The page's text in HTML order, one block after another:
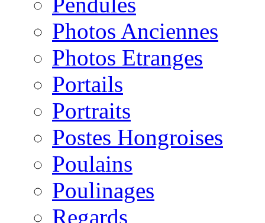
Photos Anciennes
Photos Etranges
Portails
Portraits
Postes Hongroises
Poulains
Poulinages
Regards